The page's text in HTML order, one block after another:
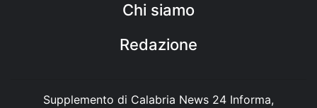
Chi siamo
Redazione
Supplemento di Calabria News 24 Informa,